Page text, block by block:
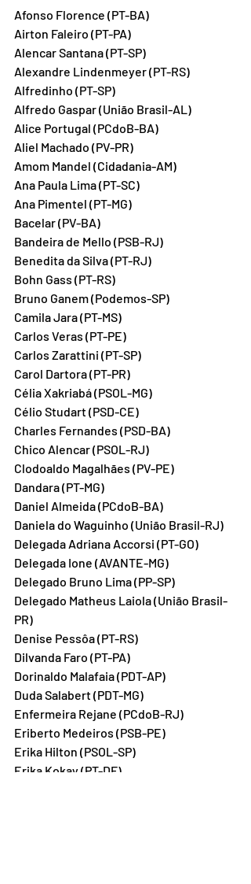
Afonso Florence (PT-BA)
Airton Faleiro (PT-PA)
Alencar Santana (PT-SP)
Alexandre Lindenmeyer (PT-RS)
Alfredinho (PT-SP)
Alfredo Gaspar (União Brasil-AL)
Alice Portugal (PCdoB-BA)
Aliel Machado (PV-PR)
Amom Mandel (Cidadania-AM)
Ana Paula Lima (PT-SC)
Ana Pimentel (PT-MG)
Bacelar (PV-BA)
Bandeira de Mello (PSB-RJ)
Benedita da Silva (PT-RJ)
Bohn Gass (PT-RS)
Bruno Ganem (Podemos-SP)
Camila Jara (PT-MS)
Carlos Veras (PT-PE)
Carlos Zarattini (PT-SP)
Carol Dartora (PT-PR)
Célia Xakriabá (PSOL-MG)
Célio Studart (PSD-CE)
Charles Fernandes (PSD-BA)
Chico Alencar (PSOL-RJ)
Clodoaldo Magalhães (PV-PE)
Dandara (PT-MG)
Daniel Almeida (PCdoB-BA)
Daniela do Waguinho (União Brasil-RJ)
Delegada Adriana Accorsi (PT-GO)
Delegada Ione (AVANTE-MG)
Delegado Bruno Lima (PP-SP)
Delegado Matheus Laiola (União Brasil-
PR)
Denise Pessôa (PT-RS)
Dilvanda Faro (PT-PA)
Dorinaldo Malafaia (PDT-AP)
Duda Salabert (PDT-MG)
Enfermeira Rejane (PCdoB-RJ)
Eriberto Medeiros (PSB-PE)
Erika Hilton (PSOL-SP)
Erika Kokay (PT-DF)